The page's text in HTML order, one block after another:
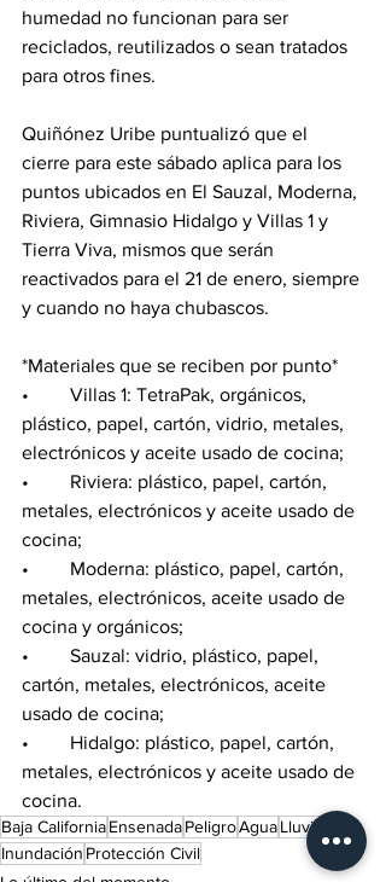
humedad no funcionan para ser
reciclados, reutilizados o sean tratados
para otros fines.
Quiñónez Uribe puntualizó que el
cierre para este sábado aplica para los
puntos ubicados en El Sauzal, Moderna,
Riviera, Gimnasio Hidalgo y Villas 1 y
Tierra Viva, mismos que serán
reactivados para el 21 de enero, siempre
y cuando no haya chubascos.
*Materiales que se reciben por punto*
•	Villas 1: TetraPak, orgánicos,
plástico, papel, cartón, vidrio, metales,
electrónicos y aceite usado de cocina;
•	Riviera: plástico, papel, cartón,
metales, electrónicos y aceite usado de
cocina;
•	Moderna: plástico, papel, cartón,
metales, electrónicos, aceite usado de
cocina y orgánicos;
•	Sauzal: vidrio, plástico, papel,
cartón, metales, electrónicos, aceite
usado de cocina;
•	Hidalgo: plástico, papel, cartón,
metales, electrónicos y aceite usado de
cocina.
Baja CaliforniaEnsenadaPeligroAguaLluvia
Inundación Protección Civil